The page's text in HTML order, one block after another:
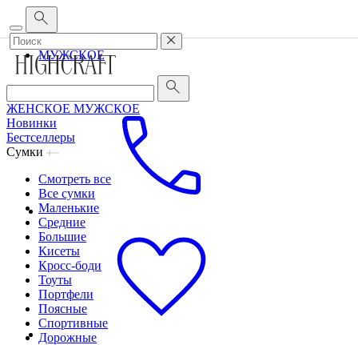
Корпоративным клиентам
ЖЕНСКОЕ
МУЖСКОЕ
ЖЕНСКОЕ МУЖСКОЕ
Новинки
Бестселлеры
Сумки
Смотреть все
Все сумки
Маленькие
Средние
Большие
Кисеты
Кросс-боди
Тоуты
Портфели
Поясные
Спортивные
Дорожные